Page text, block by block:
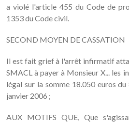
a violé l'article 455 du Code de
1353 du Code civil.
SECOND MOYEN DE CASSATION
Il est fait grief à l'arrêt infirmatif
SMACL à payer à Monsieur X... les
légal sur la somme 18.050 euros
janvier 2006 ;
AUX MOTIFS QUE, Que